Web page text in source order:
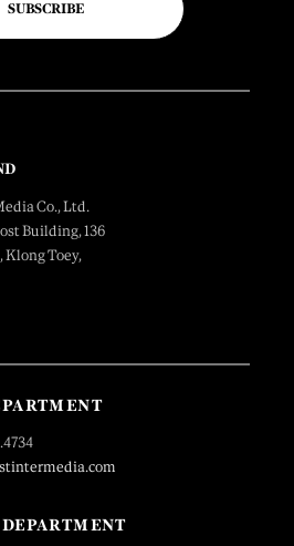
SUBSCRIBE
Co., Ltd.
Building, 136
Klong Toey,